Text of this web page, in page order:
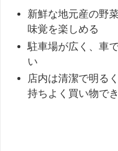
新鮮な地元産の野
味覚を楽しめる
駐車場が広く、車
い
店内は清潔で明る
持ちよく買い物で